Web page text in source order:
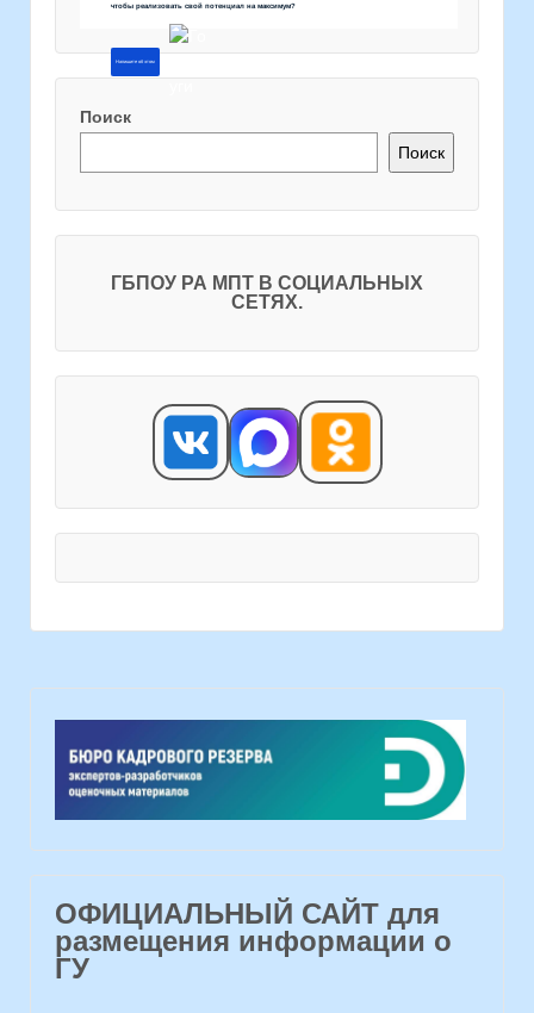
чтобы реализовать свой потенциал на максимум?
Напишите об этом
Поиск
Поиск
ГБПОУ РА МПТ В СОЦИАЛЬНЫХ
СЕТЯХ.
ОФИЦИАЛЬНЫЙ САЙТ для
размещения информации о
ГУ